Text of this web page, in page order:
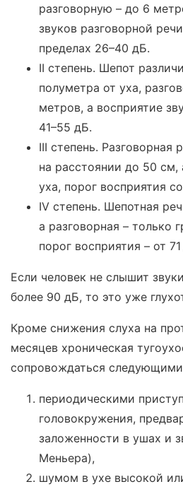
разговорную – до 6
звуков разговорной
пределах 26–40 дБ.
II степень. Шепот
полуметра от уха,
метров, а восприятие
41–55 дБ.
III степень. Разговорная
на расстоянии до 50 см,
уха, порог восприятия
IV степень. Шепотная
а разговорная – только
порог восприятия – от
Если человек не слышит
более 90 дБ, то это уже
Кроме снижения слуха на
месяцев хроническая
сопровождаться
периодическими
головокружения,
заложенности в ушах и
Меньера),
шумом в ухе высокой